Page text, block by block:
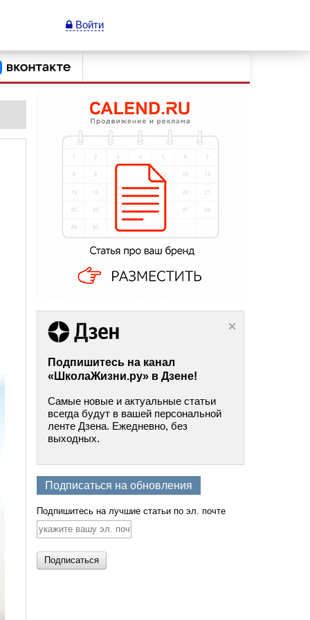
Войти
Подпишитесь на канал
«ШколаЖизни.ру» в Дзене!
Самые новые и актуальные статьи
всегда будут в вашей персональной
ленте Дзена. Ежедневно, без
выходных.
Подписаться на обновления
Подпишитесь на лучшие статьи по эл. почте